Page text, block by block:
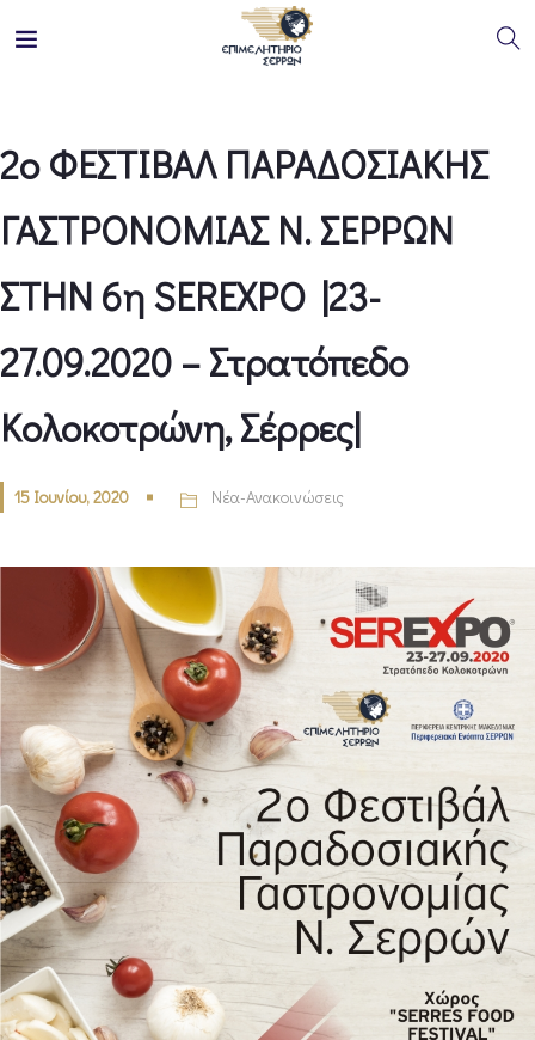
2ο ΦΕΣΤΙΒΑΛ ΠΑΡΑΔΟΣΙΑΚΗΣ
ΓΑΣΤΡΟΝΟΜΙΑΣ Ν. ΣΕΡΡΩΝ
ΣΤΗΝ 6η SEREXPO |23-
27.09.2020 – Στρατόπεδο
Κολοκοτρώνη, Σέρρες|
15 Ιουνίου, 2020 Νέα-Ανακοινώσεις